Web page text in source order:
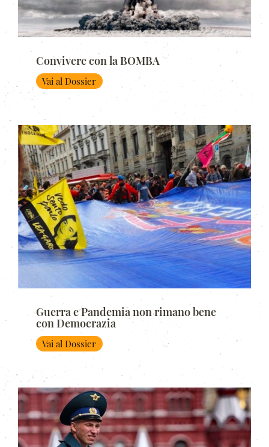
Convivere con la BOMBA
Vai al Dossier
Guerra e Pandemia non rimano bene
con Democrazia
Vai al Dossier